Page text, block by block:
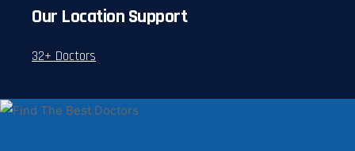
Our Location Support
32+ Doctors